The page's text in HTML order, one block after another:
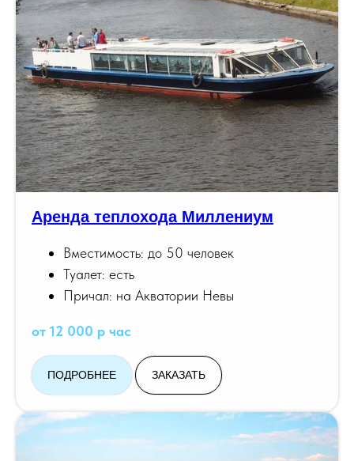
Аренда теплохода Миллениум
Вместимость: до 50 человек
Туалет: есть
Причал: на Акватории Невы
от 12 000 р час
ПОДРОБНЕЕ ЗАКАЗАТЬ